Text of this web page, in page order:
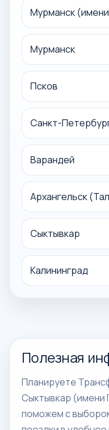
Мурманск (имени
Мурманск
Псков
Санкт-
Варандей
Архангельск
Сыктывкар
Калининград
Полезная
Планируете
Сыктывкар (имени
поможем с